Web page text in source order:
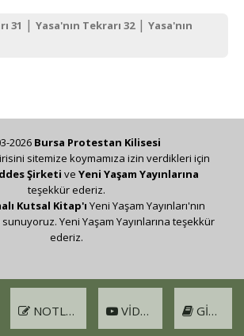
31 | Yasa'nın Tekrarı 32| Yasa'nın
NOTLAR VIDEO GIRIŞ
2026 Bursa Protestan Kilisesi
sitemize koymamıza izin verdikleri için
Şirketi ve Yeni Yaşam Yayınlarına
teşekkür ederiz.
Kutsal Kitap'ı Yeni Yaşam Yayınları'nın
Yeni Yaşam Yayınlarına teşekkür
ederiz.